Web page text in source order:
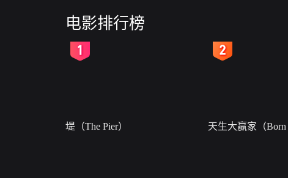
电影排行榜
堤（The Pier） 天生大赢家（Born